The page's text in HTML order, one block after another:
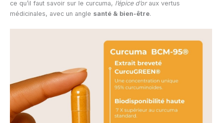
ce qu’il faut savoir sur le curcuma, l’épice d’oraux vertus
médicinales, avec un angle santé & bien-être.